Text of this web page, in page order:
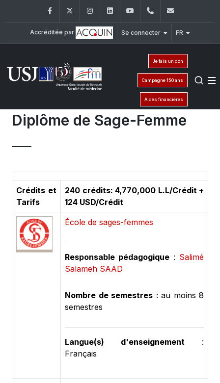
FacebookTwitter InstagramLinkedInYouTube+961 (1) 421 235
Accréditée par Se connecter FR
Je fais un don
Campagne 150 ans
Aides financières
Diplôme de Sage-Femme
Crédits et
Tarifs
240 crédits: 4,770,000 L.L/Crédit +
124 USD/Crédit
École de sages-femmes
Responsable pédagogique : Salimé
Salameh SAAD
Nombre de semestres : au moins 8
semestres
Langue(s) d'enseignement :
Français